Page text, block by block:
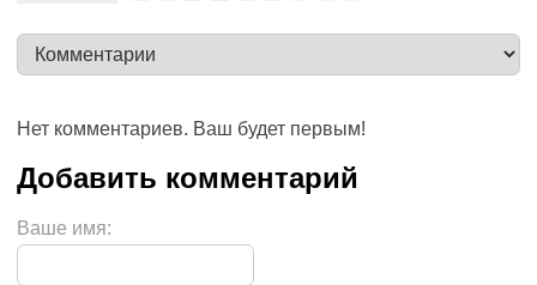
Нет комментариев. Ваш будет первым!
Ваше имя: